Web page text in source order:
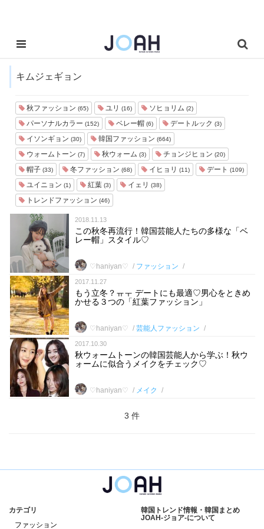
キムジェギョン
秋ファッション (65) ユリ (16) ソヒョリム (2)
パーソナルカラー (152) ベレー帽 (6) デートルック (3)
イソンギョン (30) 韓国ファッション (664)
ウォームトーン (7) 秋ウォーム (3) チョンジヒョン (20)
帽子 (33) 冬ファッション (68) イヒョリ (11) デート (109)
ユイニョン (1) 紅葉 (3) イェリ (38)
トレンドファッション (46)
2018.11.13
この秋冬再流行！韓国芸能人たちの多様な「ベ
レー帽」スタイル♡
♡haniyan♡ ファッション
2017.11.27
もう立冬？ㅠㅜ デートにも最適♡男心をときめ
かせる３つの「紅葉ファッション」
♡haniyan♡ 芸能人ファッション
2017.10.30
秋ウォームトーンの韓国芸能人から学ぶ！秋ウ
ォームに似合うメイクをチェック♡
♡haniyan♡ メイク
3 件
カテゴリ
ファッション
韓国トレンド情報・韓国まとめ
JOAH-ジョア-について